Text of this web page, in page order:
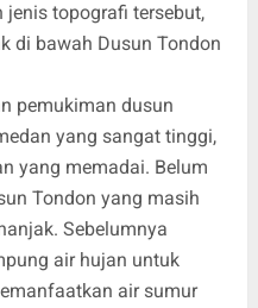
jenis topografi tersebut,
di bawah Dusun Tondon
pemukiman dusun
yang sangat tinggi,
yang memadai. Belum
Tondon yang masih
Sebelumnya
air hujan untuk
air sumur